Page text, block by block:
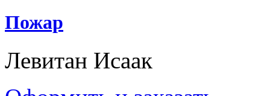
Пожар
Левитан Исаак